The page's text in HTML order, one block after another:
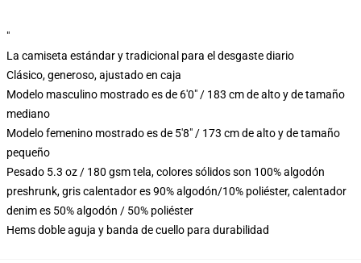
"
La camiseta estándar y tradicional para el desgaste diario
Clásico, generoso, ajustado en caja
Modelo masculino mostrado es de 6'0" / 183 cm de alto y de tamaño
mediano
Modelo femenino mostrado es de 5'8" / 173 cm de alto y de tamaño
pequeño
Pesado 5.3 oz / 180 gsm tela, colores sólidos son 100% algodón
preshrunk, gris calentador es 90% algodón/10% poliéster, calentador
denim es 50% algodón / 50% poliéster
Hems doble aguja y banda de cuello para durabilidad